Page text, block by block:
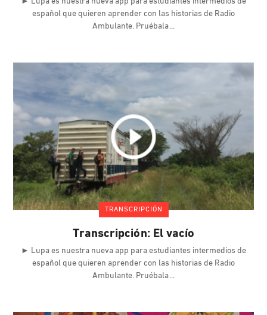
español que quieren aprender con las historias de Radio
Ambulante. Pruébala
TRANSCRIPCIÓN
Transcripción: El vacío
► Lupa es nuestra nueva app para estudiantes intermedios de
español que quieren aprender con las historias de Radio
Ambulante. Pruébala